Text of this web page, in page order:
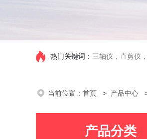
热门关键词： 三轴仪，直剪仪
当前位置： 首页 > 产品中心
产品分类